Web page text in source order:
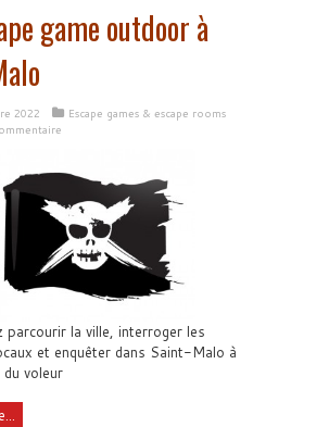
game outdoor à
2022
Escape games & escape rooms
parcourir la ville, interroger les
et enquêter dans Saint-Malo à
du voleur